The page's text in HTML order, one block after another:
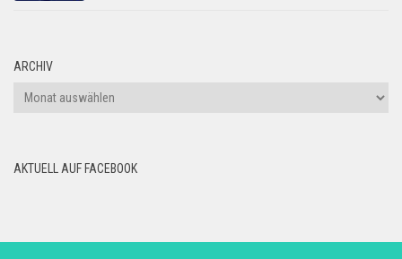
ARCHIV
Archiv
AKTUELL AUF FACEBOOK